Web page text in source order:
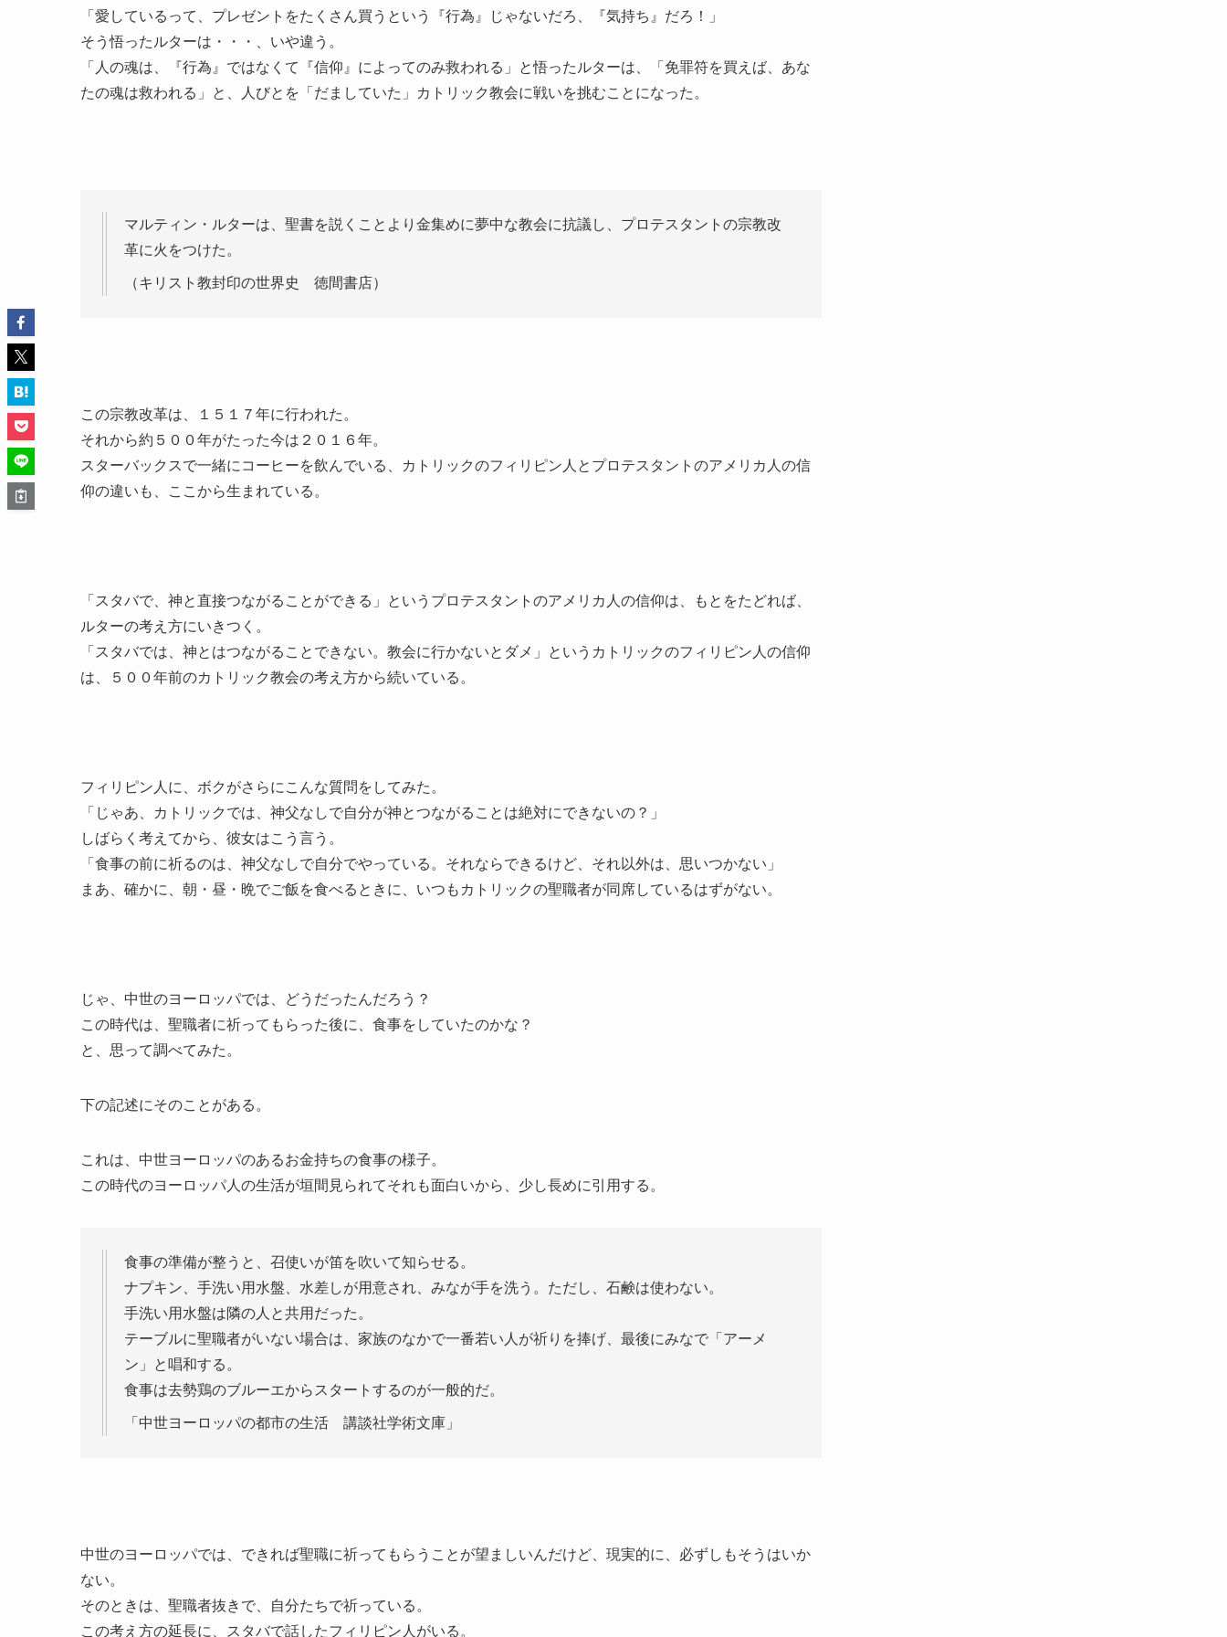
「愛しているって、プレゼントをたくさん買うという『行為』じゃないだろ、『気持ち』だろ！」
そう悟ったルターは・・・、いや違う。
「人の魂は、『行為』ではなくて『信仰』によってのみ救われる」と悟ったルターは、「免罪符を買えば、あな
たの魂は救われる」と、人びとを「だましていた」カトリック教会に戦いを挑むことになった。
マルティン・ルターは、聖書を説くことより金集めに夢中な教会に抗議し、プロテスタントの宗教改
革に火をつけた。
（キリスト教封印の世界史 徳間書店）
この宗教改革は、１５１７年に行われた。
それから約５００年がたった今は２０１６年。
スターバックスで一緒にコーヒーを飲んでいる、カトリックのフィリピン人とプロテスタントのアメリカ人の信
仰の違いも、ここから生まれている。
「スタバで、神と直接つながることができる」というプロテスタントのアメリカ人の信仰は、もとをたどれば、
ルターの考え方にいきつく。
「スタバでは、神とはつながることできない。教会に行かないとダメ」というカトリックのフィリピン人の信仰
は、５００年前のカトリック教会の考え方から続いている。
フィリピン人に、ボクがさらにこんな質問をしてみた。
「じゃあ、カトリックでは、神父なしで自分が神とつながることは絶対にできないの？」
しばらく考えてから、彼女はこう言う。
「食事の前に祈るのは、神父なしで自分でやっている。それならできるけど、それ以外は、思いつかない」
まあ、確かに、朝・昼・晩でご飯を食べるときに、いつもカトリックの聖職者が同席しているはずがない。
じゃ、中世のヨーロッパでは、どうだったんだろう？
この時代は、聖職者に祈ってもらった後に、食事をしていたのかな？
と、思って調べてみた。
下の記述にそのことがある。
これは、中世ヨーロッパのあるお金持ちの食事の様子。
この時代のヨーロッパ人の生活が垣間見られてそれも面白いから、少し長めに引用する。
食事の準備が整うと、召使いが笛を吹いて知らせる。
ナプキン、手洗い用水盤、水差しが用意され、みなが手を洗う。ただし、石鹸は使わない。
手洗い用水盤は隣の人と共用だった。
テーブルに聖職者がいない場合は、家族のなかで一番若い人が祈りを捧げ、最後にみなで「アーメ
ン」と唱和する。
食事は去勢鶏のブルーエからスタートするのが一般的だ。
「中世ヨーロッパの都市の生活 講談社学術文庫」
中世のヨーロッパでは、できれば聖職に祈ってもらうことが望ましいんだけど、現実的に、必ずしもそうはいか
ない。
そのときは、聖職者抜きで、自分たちで祈っている。
この考え方の延長に、スタバで話したフィリピン人がいる。